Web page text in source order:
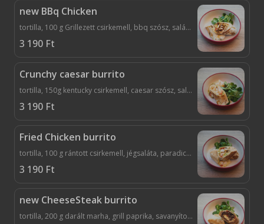
new BBq Chicken
tortilla, 100 g Grillezett csirkemell, bbq szósz, saláta, paradicsom, sajt
3 190 Ft
Crunchy caesar burrito
tortilla, 150g kentucky csirkemell, caesar szósz, saláta, paradicsom, sajt
3 190 Ft
Fried Chicken burrito
tortilla, 100 g rántott csirkemell, jégsaláta, paradicsom fokhagymás mayo, sajt
3 190 Ft
new CheeseSteak burrito
tortilla, 200 g darált marha, grill paprika, savanyított uborka, factory szósz, cheddar szósz, sajt